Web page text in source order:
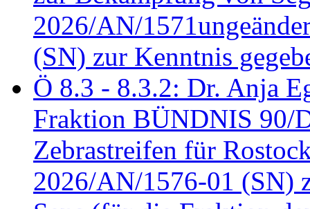
2026/AN/
(SN) zur Kenntnis
Ö 8.3 - 8.3.2: Dr. Anja
Fraktion BÜNDNIS 90/
Zebrastreifen für
2026/AN/1576-01 (SN)